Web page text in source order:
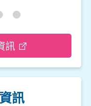
訊
訊